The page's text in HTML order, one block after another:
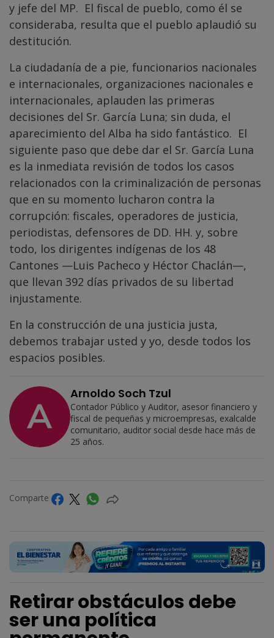
y jefe del MP. El fiscal de pueblo, como él se
consideraba, resulta que el pueblo aplaudió su
destitución.
La ciudadanía de a pie, funcionarios nacionales
e internacionales, organizaciones nacionales e
internacionales, aplauden las primeras
decisiones del Sr. García Luna; sin duda, el
aparecimiento del Alba ha sido fantástico. El
siguiente paso que debe dar el Sr. García Luna
es la inmediata revisión de todos los casos
relacionados con la criminalización de personas
que en su momento lucharon contra la
corrupción: fiscales, operadores de justicia,
periodistas, defensores de DD. HH. y, sobre
todo, los dirigentes indígenas de los 48
Cantones —Luis Pacheco y Héctor Chaclán—,
que llevan 392 días privados de su libertad
injustamente.
En la construcción de una justicia justa,
debemos trabajar usted y yo, desde todos los
espacios posibles.
Arnoldo Soch Tzul
Contador Público y Auditor, asesor financiero y
fiscal de pequeñas y microempresas, exalcalde
comunitario, auditor social desde hace más de
25 años.
Comparte
Retirar obstáculos debe
ser una política